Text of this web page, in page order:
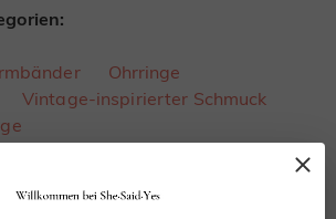
Ohrringe
Vintage-inspirierter Schmuck